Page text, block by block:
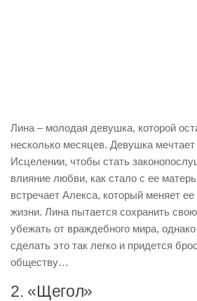
Лина – молодая девушка, которой
несколько месяцев. Девушка
Исцелении, чтобы стать
влияние любви, как стало с ее
встречает Алекса, который меняет
жизни. Лина пытается сохранить
убежать от враждебного мира,
сделать это так легко и придется
обществу…
2. «Щегол»